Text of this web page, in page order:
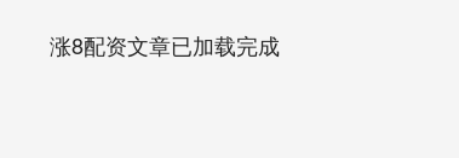
涨8配资文章已加载完成